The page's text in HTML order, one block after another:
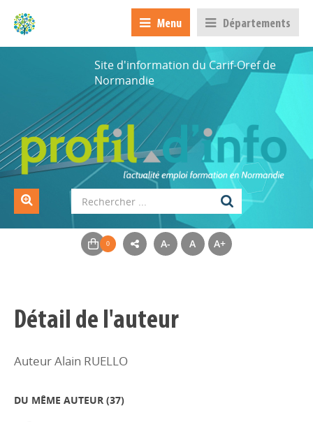
Menu Départements
Site d'information du Carif-Oref de
Normandie
A- A A+
Détail de l'auteur
Auteur Alain RUELLO
DU MÊME AUTEUR (37)